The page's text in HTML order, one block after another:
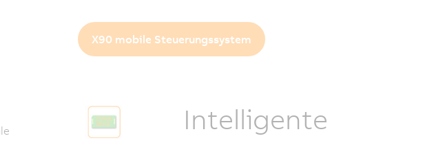
X90 mobile Steuerungssystem
Intelligente